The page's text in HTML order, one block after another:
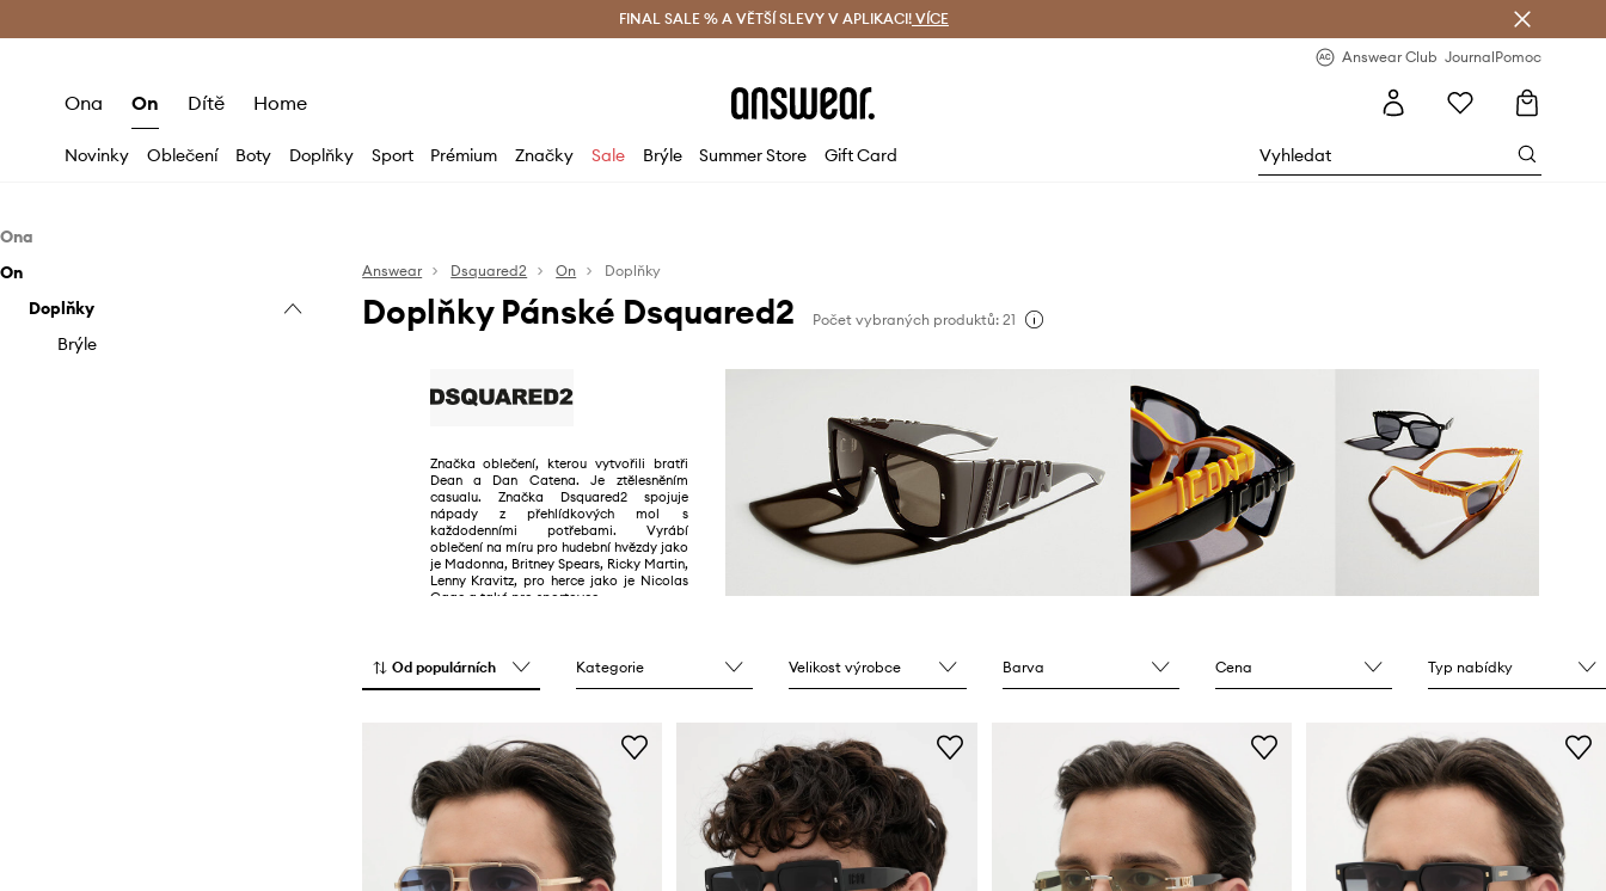
Doručení a vrácení zdarma (od 1800 Kč) Doručení i do 24 h
FINAL SALE % A VĚTŠÍ SLEVY V APLIKACI! VÍCE
Answear Club JournalPomoc
Ona On Dítě Home
Novinky Oblečení Boty Doplňky Sport Prémium Značky Sale Brýle Summer Store Gift Card
Ona
Brýle
On
Doplňky
Brýle
Answear Dsquared2 On Doplňky
Doplňky Pánské Dsquared2 Počet vybraných produktů: 21
Značka oblečení, kterou vytvořili bratři
Dean a Dan Catena. Je ztělesněním
casualu. Značka Dsquared2 spojuje
nápady z přehlídkových mol s
každodenními potřebami. Vyrábí
oblečení na míru pro hudební hvězdy jako
je Madonna, Britney Spears, Ricky Martin,
Lenny Kravitz, pro herce jako je Nicolas
Cage a také pro sportovce.
Od populárních Kategorie Velikost výrobce Barva Cena Typ nabídky